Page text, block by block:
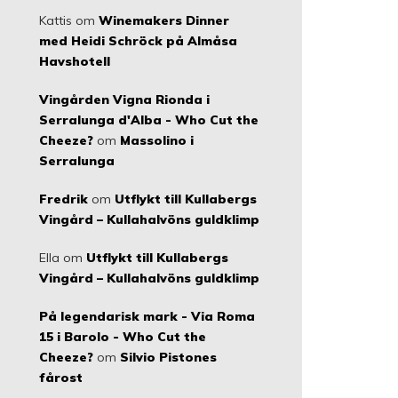
Kattis om Winemakers Dinner
med Heidi Schröck på Almåsa
Havshotell
Vingården Vigna Rionda i
Serralunga d'Alba - Who Cut the
Cheeze? om Massolino i
Serralunga
Fredrik om Utflykt till Kullabergs
Vingård – Kullahalvöns guldklimp
Ella om Utflykt till Kullabergs
Vingård – Kullahalvöns guldklimp
På legendarisk mark - Via Roma
15 i Barolo - Who Cut the
Cheeze? om Silvio Pistones
fårost